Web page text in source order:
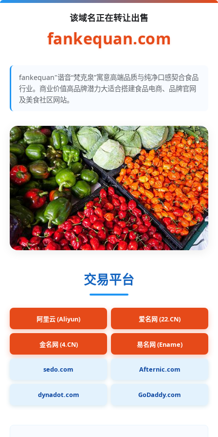
该域名正在转让出售
fankequan.com
fankequan"谐音“梵克泉”寓意高端品质与纯净口感契合食品
行业。商业价值高品牌潜力大适合搭建食品电商、品牌官网
及美食社区网站。
交易平台
阿里云 (Aliyun) 爱名网 (22.CN)
金名网 (4.CN) 易名网 (Ename)
sedo.com Afternic.com
dynadot.com GoDaddy.com